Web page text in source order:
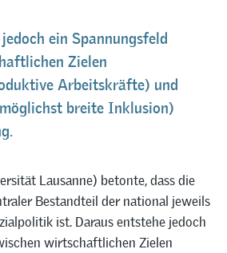
ein Spannungsfeld
Zielen
Arbeitskräfte) und
breite Inklusion)
Lausanne) betonte, dass die
Bestandteil der national jeweils
ist. Daraus entstehe jedoch
wirtschaftlichen Zielen